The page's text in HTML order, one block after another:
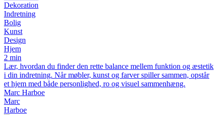
Dekoration
Indretning
Bolig
Kunst
Design
Hjem
2 min
Lær, hvordan du finder den rette balance mellem funktion og æstetik
i din indretning. Når møbler, kunst og farver spiller sammen, opstår
et hjem med både personlighed, ro og visuel sammenhæng.
Marc Harboe
Marc
Harboe